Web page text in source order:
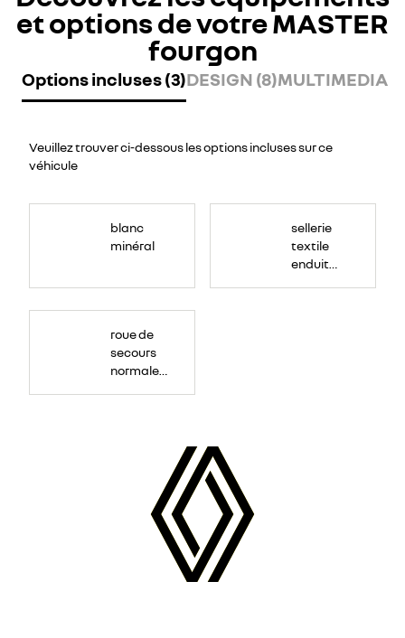
et options de votre MASTER
fourgon
Options incluses (3)DESIGN (8)MULTIMEDIA
Veuillez trouver ci-dessous les options incluses sur ce
véhicule
blanc
minéral
sellerie
textile
enduit
roue de
secours
normale